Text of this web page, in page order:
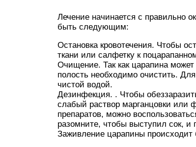
Лечение начинается с правильно
быть следующим:
Остановка кровотечения. Чтобы
ткани или салфетку к
Очищение. Так как царапина
полость необходимо очистить.
чистой водой.
Дезинфекция. . Чтобы
слабый раствор марганцовки или
препаратов, можно
разомните, чтобы выступил сок, и
Заживление царапины